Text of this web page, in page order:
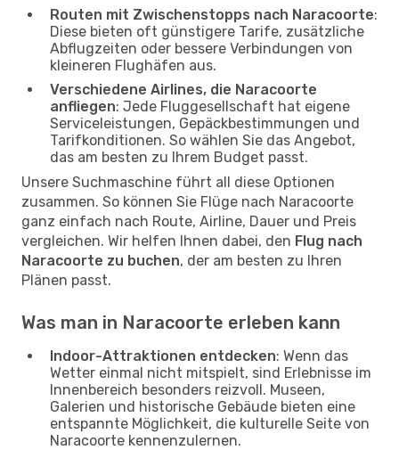
Routen mit Zwischenstopps nach Naracoorte:
Diese bieten oft günstigere Tarife, zusätzliche
Abflugzeiten oder bessere Verbindungen von
kleineren Flughäfen aus.
Verschiedene Airlines, die Naracoorte
anfliegen: Jede Fluggesellschaft hat eigene
Serviceleistungen, Gepäckbestimmungen und
Tarifkonditionen. So wählen Sie das Angebot,
das am besten zu Ihrem Budget passt.
Unsere Suchmaschine führt all diese Optionen
zusammen. So können Sie Flüge nach Naracoorte
ganz einfach nach Route, Airline, Dauer und Preis
vergleichen. Wir helfen Ihnen dabei, den Flug nach
Naracoorte zu buchen, der am besten zu Ihren
Plänen passt.
Was man in Naracoorte erleben kann
Indoor-Attraktionen entdecken: Wenn das
Wetter einmal nicht mitspielt, sind Erlebnisse im
Innenbereich besonders reizvoll. Museen,
Galerien und historische Gebäude bieten eine
entspannte Möglichkeit, die kulturelle Seite von
Naracoorte kennenzulernen.